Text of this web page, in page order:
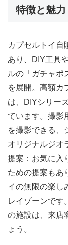
特徴と魅力
カプセルトイ自
あり、DIY工具
ルの「ガチャポ
を展開。高額カ
は、DIYシリー
ています。撮影
を撮影できる、
オリジナルジオ
提案：お気に入
ための提案もあ
イの無限の楽し
レイゾーンです
の施設は、来店
ょう。